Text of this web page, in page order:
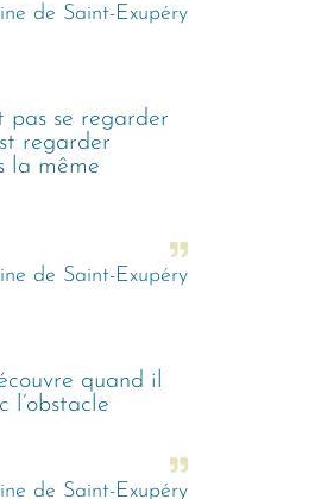
de Saint-Exupéry
pas se regarder
regarder
la même
de Saint-Exupéry
quand il
l’obstacle
de Saint-Exupéry